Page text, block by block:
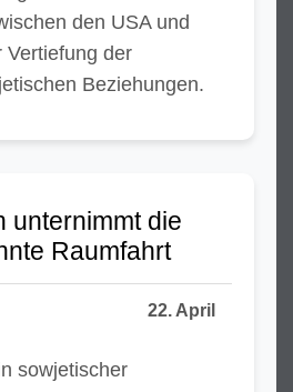
den USA und
Vertiefung der
Beziehungen.
22. April
unternimmt die
Raumfahrt
sowjetischer